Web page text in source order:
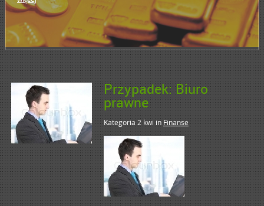
Przypadek: Biuro
prawne
Kategoria 2 kwiinFinanse